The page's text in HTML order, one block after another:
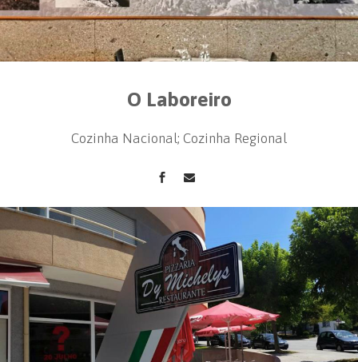
O Laboreiro
Cozinha Nacional; Cozinha Regional